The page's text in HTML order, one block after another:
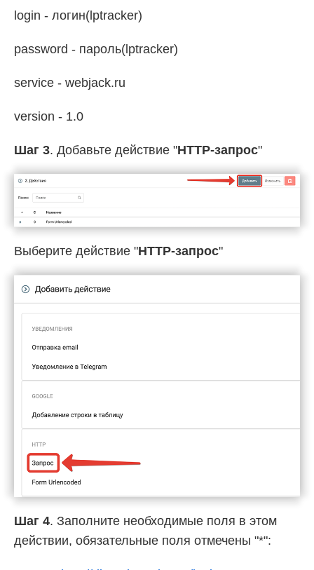
login - логин(lptracker)
password - пароль(lptracker)
service - webjack.ru
version - 1.0
Шаг 3. Добавьте действие "HTTP-запрос"
Выберите действие "HTTP-запрос"
Шаг 4. Заполните необходимые поля в этом
действии, обязательные поля отмечены "*":